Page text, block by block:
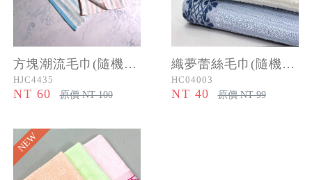
方塊潮流毛巾(隨機色)
HJC4435
NT 60 原價 NT 100
織夢蕾絲毛巾(隨機色)
HC04003
NT 40 原價 NT 99
NEW